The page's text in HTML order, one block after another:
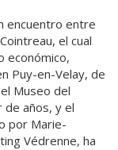
encuentro entre
el cual
económico,
Puy-en-Velay, de
Museo del
de años, y el
por Marie-
Védrenne, ha